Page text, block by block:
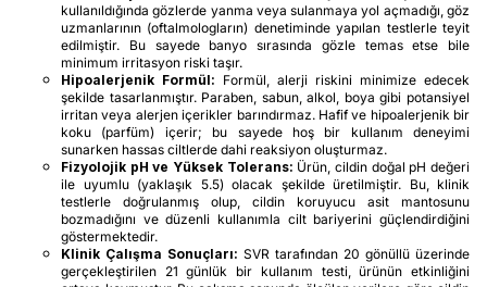
kullanıldığında gözlerde yanma veya sulanmaya yol açmadığı, göz
uzmanlarının (oftalmologların) denetiminde yapılan testlerle teyit
edilmiştir. Bu sayede banyo sırasında gözle temas etse bile
minimum irritasyon riski taşır.
Hipoalerjenik Formül: Formül, alerji riskini minimize edecek
şekilde tasarlanmıştır. Paraben, sabun, alkol, boya gibi potansiyel
irritan veya alerjen içerikler barındırmaz. Hafif ve hipoalerjenik bir
koku (parfüm) içerir; bu sayede hoş bir kullanım deneyimi
sunarken hassas ciltlerde dahi reaksiyon oluşturmaz.
Fizyolojik pH ve Yüksek Tolerans: Ürün, cildin doğal pH değeri
ile uyumlu (yaklaşık 5.5) olacak şekilde üretilmiştir. Bu, klinik
testlerle doğrulanmış olup, cildin koruyucu asit mantosunu
bozmadığını ve düzenli kullanımla cilt bariyerini güçlendirdiğini
göstermektedir.
Klinik Çalışma Sonuçları: SVR tarafından 20 gönüllü üzerinde
gerçekleştirilen 21 günlük bir kullanım testi, ürünün etkinliğini